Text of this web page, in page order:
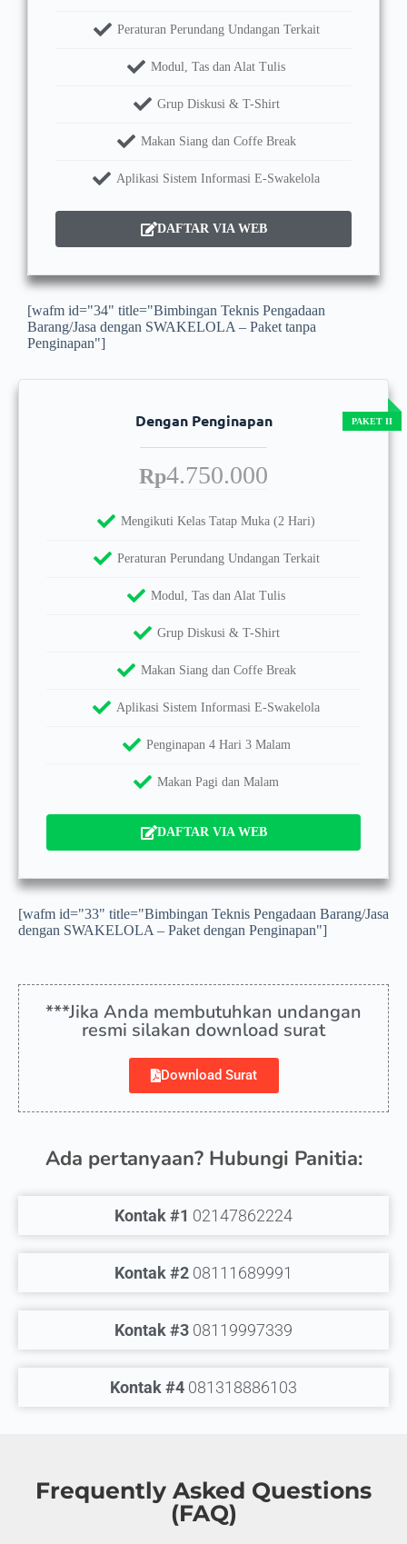
Peraturan Perundang Undangan Terkait
Modul, Tas dan Alat Tulis
Grup Diskusi & T-Shirt
Makan Siang dan Coffe Break
Aplikasi Sistem Informasi E-Swakelola
DAFTAR VIA WEB
[wafm id="34" title="Bimbingan Teknis Pengadaan
Barang/Jasa dengan SWAKELOLA – Paket tanpa
Penginapan"]
Dengan Penginapan
Rp4.750.000
Mengikuti Kelas Tatap Muka (2 Hari)
Peraturan Perundang Undangan Terkait
Modul, Tas dan Alat Tulis
Grup Diskusi & T-Shirt
Makan Siang dan Coffe Break
Aplikasi Sistem Informasi E-Swakelola
Penginapan 4 Hari 3 Malam
Makan Pagi dan Malam
DAFTAR VIA WEB
[wafm id="33" title="Bimbingan Teknis Pengadaan Barang/Jasa
dengan SWAKELOLA – Paket dengan Penginapan"]
***Jika Anda membutuhkan undangan
resmi silakan download surat
Download Surat
Ada pertanyaan? Hubungi Panitia:
Kontak #1 02147862224
Kontak #2 08111689991
Kontak #3 08119997339
Kontak #4 081318886103
Frequently Asked Questions
(FAQ)